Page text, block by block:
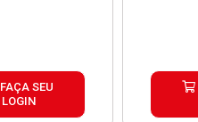
FAÇA SEU
LOGIN